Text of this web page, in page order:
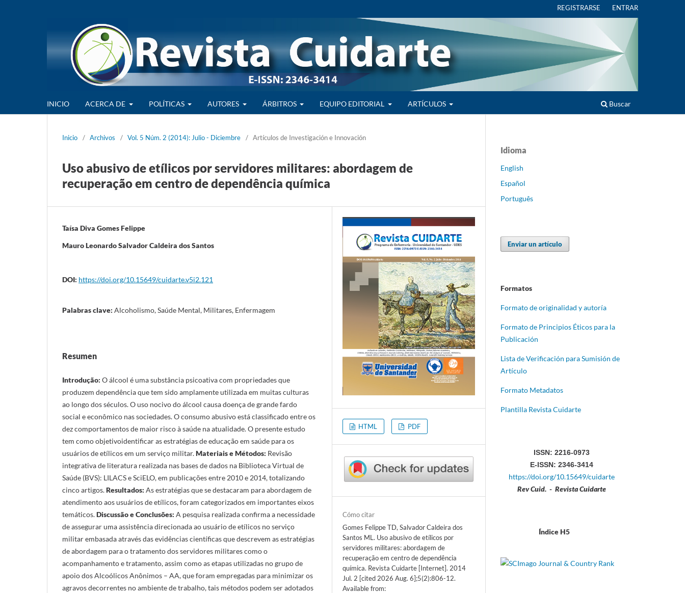
INICIO ACERCA DE POLÍTICAS AUTORES ÁRBITROS EQUIPO EDITORIAL ARTÍCULOS Buscar
REGISTRARSE ENTRAR
Inicio / Archivos / Vol. 5 Núm. 2 (2014): Julio - Diciembre / Artículos de Investigación e Innovación
Uso abusivo de etílicos por servidores militares: abordagem de
recuperação em centro de dependência química
Taísa Diva Gomes Felippe
Mauro Leonardo Salvador Caldeira dos Santos
DOI: https://doi.org/10.15649/cuidarte.v5i2.121
Palabras clave: Alcoholismo, Saúde Mental, Militares, Enfermagem
Resumen
Introdução: O álcool é uma substância psicoativa com propriedades que
produzem dependência que tem sido amplamente utilizada em muitas culturas
ao longo dos séculos. O uso nocivo do álcool causa doença de grande fardo
social e econômico nas sociedades. O consumo abusivo está classificado entre os
dez comportamentos de maior risco à saúde na atualidade. O presente estudo
tem como objetivoidentificar as estratégias de educação em saúde para os
usuários de etílicos em um serviço militar.Materiais e Métodos: Revisão
integrativa de literatura realizada nas bases de dados na Biblioteca Virtual de
Saúde (BVS): LILACS e SciELO, em publicações entre 2010 e 2014, totalizando
cinco artigos.Resultados: As estratégias que se destacaram para abordagem de
atendimento aos usuários de etílicos, foram categorizados em importantes eixos
temáticos.Discussão e Conclusões: A pesquisa realizada confirma a necessidade
de assegurar uma assistência direcionada ao usuário de etílicos no serviço
militar embasada através das evidências científicas que descrevem as estratégias
de abordagem para o tratamento dos servidores militares como o
acompanhamento e tratamento, assim como as etapas utilizadas no grupo de
apoio dos Alcoólicos Anônimos – AA, que foram empregadas para minimizar os
agravos decorrentes no ambiente de trabalho, tais métodos podem ser adotados
HTML PDF
Cómo citar
Gomes Felippe TD, Salvador Caldeira dos
Santos ML. Uso abusivo de etílicos por
servidores militares: abordagem de
recuperação em centro de dependência
química. Revista Cuidarte [Internet]. 2014
Jul. 2 [cited 2026 Aug. 6];5(2):806-12.
Available from:
Idioma
English
Español
Português
Enviar un artículo
Formatos
Formato de originalidad y autoría
Formato de Principios Éticos para la
Publicación
Lista de Verificación para Sumisión de
Artículo
Formato Metadatos
Plantilla Revista Cuidarte
ISSN: 2216-0973
E-ISSN: 2346-3414
https://doi.org/10.15649/cuidarte
Rev Cuid. - Revista Cuidarte
Índice H5